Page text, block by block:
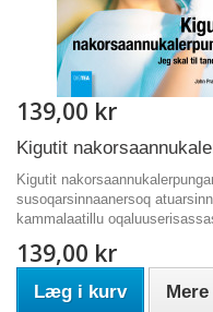
139,00 kr
Kigutit
Kigutit
susoqarsinnaanersoq
kammalaatillu
139,00 kr
Læg i kurv Mere